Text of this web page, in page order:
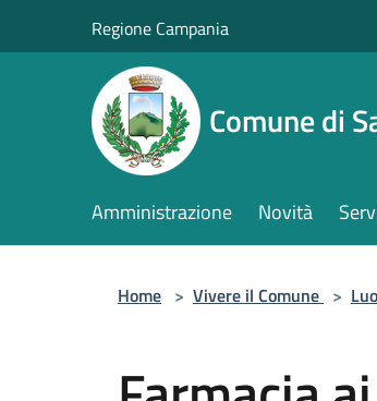
Regione Campania
Comune di
Amministrazione Novità
Home > Vivere il Comune >